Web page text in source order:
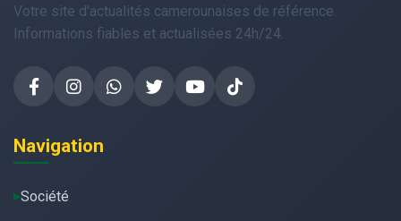
Votre site d'actualités camerounaises de référence.
Informations fiables et actualisées 24h/24.
Navigation
Société